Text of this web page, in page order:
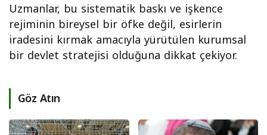
Uzmanlar, bu sistematik baskı ve işkence
rejiminin bireysel bir öfke değil, esirlerin
iradesini kırmak amacıyla yürütülen kurumsal
bir devlet stratejisi olduğuna dikkat çekiyor.
Göz Atın